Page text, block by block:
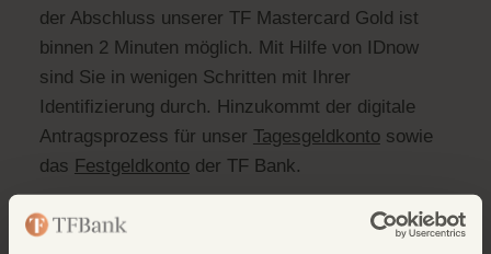
der Abschluss unserer TF Mastercard Gold ist
binnen 2 Minuten möglich. Mit Hilfe von IDnow
sind Sie in wenigen Schritten mit Ihrer
Identifizierung durch. Hinzukommt der digitale
Antragsprozess für unser Tagesgeldkonto sowie
das Festgeldkontoder TF Bank.
unsere Mastercard Gold oder unser